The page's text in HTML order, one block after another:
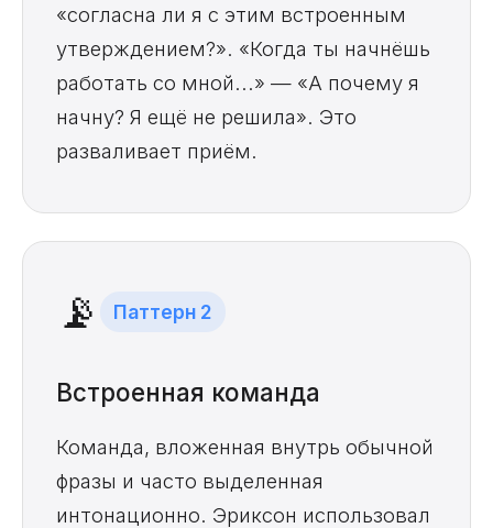
«согласна ли я с этим встроенным
утверждением?». «Когда ты начнёшь
работать со мной...» — «А почему я
начну? Я ещё не решила». Это
разваливает приём.
📡 Паттерн 2
Встроенная команда
Команда, вложенная внутрь обычной
фразы и часто выделенная
интонационно. Эриксон использовал